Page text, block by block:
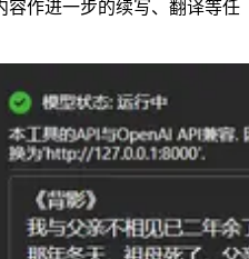
容作进一步的续写、翻译等任